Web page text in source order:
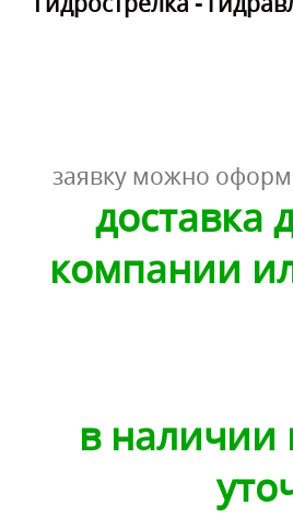
заявку можно
доставка
компании
в наличии